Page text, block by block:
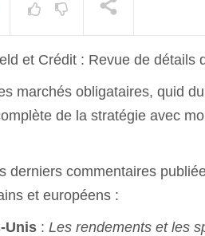
et Crédit : Revue de détails
marchés obligataires, quid
de la stratégie avec
derniers commentaires
et européens :
Unis : Les rendements et les